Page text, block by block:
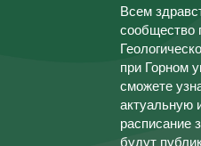
Всем
сообщество
при Горном
сможете
актуальную
расписание
будут